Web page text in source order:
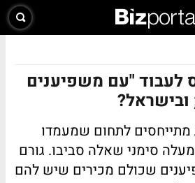
לעבוד "עם משפיענים
מתייחסים לתחום שמעמדו
מעלה סימני שאלה סביבו. גורם
שכולם מכירים שיש להם